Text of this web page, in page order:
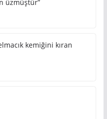
üzmüştür”
kemiğini kıran